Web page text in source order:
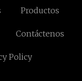
Productos
Contáctenos
Policy